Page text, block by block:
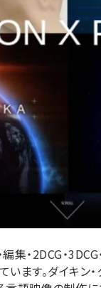
集・2DCG・
ます。ダイキン